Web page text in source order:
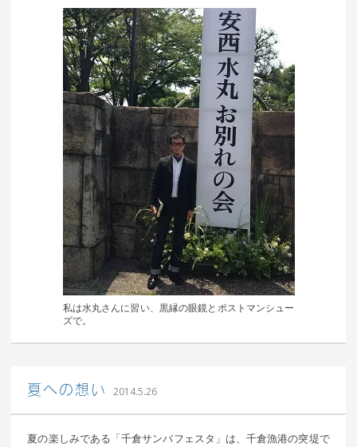
私は水丸さんに習い、黒縁の眼鏡とポストマンシュー
ズで。
夏への想い 2014.5.26｜ 更新日：
込山 敏郎
夏の楽しみである「千倉サンバフェスタ」は、千倉漁港の突堤で